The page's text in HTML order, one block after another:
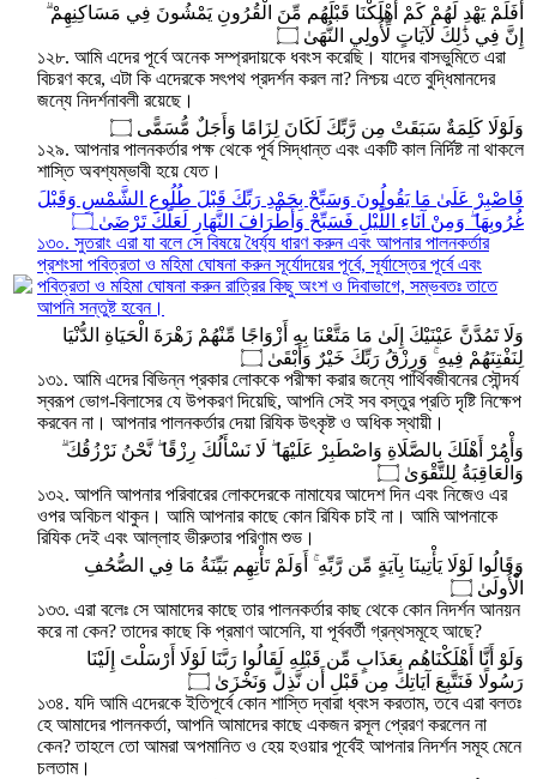
أَفَلَمْ يَهْدِ لَهُمْ كَمْ أَهْلَكْنَا قَبْلَهُم مِّنَ الْقُرُونِ يَمْشُونَ فِي مَسَاكِنِهِمْ ۗ
إِنَّ فِي ذَٰلِكَ لَآيَاتٍ لِّأُولِي النُّهَىٰ ۝
১২৮. আমি এদের পূর্বে অনেক সম্প্রদায়কে ধবংস করেছি। যাদের বাসভুমিতে এরা
বিচরণ করে, এটা কি এদেরকে সৎপথ প্রদর্শন করল না? নিশ্চয় এতে বুদ্ধিমানদের
জন্যে নিদর্শনাবলী রয়েছে।
وَلَوْلَا كَلِمَةٌ سَبَقَتْ مِن رَّبِّكَ لَكَانَ لِزَامًا وَأَجَلٌ مُّسَمًّى ۝
১২৯. আপনার পালনকর্তার পক্ষ থেকে পূর্ব সিদ্ধান্ত এবং একটি কাল নির্দিষ্ট না থাকলে
শাস্তি অবশ্যম্ভাবী হয়ে যেত।
فَاصْبِرْ عَلَىٰ مَا يَقُولُونَ وَسَبِّحْ بِحَمْدِ رَبِّكَ قَبْلَ طُلُوعِ الشَّمْسِ وَقَبْلَ
غُرُوبِهَا ۖ وَمِنْ آنَاءِ اللَّيْلِ فَسَبِّحْ وَأَطْرَافَ النَّهَارِ لَعَلَّكَ تَرْضَىٰ ۝
১৩০. সুতরাং এরা যা বলে সে বিষয়ে ধৈর্য্য ধারণ করুন এবং আপনার পালনকর্তার
প্রশংসা পবিত্রতা ও মহিমা ঘোষনা করুন সূর্যোদয়ের পূর্বে, সূর্যাস্তের পূর্বে এবং
পবিত্রতা ও মহিমা ঘোষনা করুন রাত্রির কিছু অংশ ও দিবাভাগে, সম্ভবতঃ তাতে
আপনি সন্তুষ্ট হবেন।
وَلَا تَمُدَّنَّ عَيْنَيْكَ إِلَىٰ مَا مَتَّعْنَا بِهِ أَزْوَاجًا مِّنْهُمْ زَهْرَةَ الْحَيَاةِ الدُّنْيَا
لِنَفْتِنَهُمْ فِيهِ ۚ وَرِزْقُ رَبِّكَ خَيْرٌ وَأَبْقَىٰ ۝
১৩১. আমি এদের বিভিন্ন প্রকার লোককে পরীক্ষা করার জন্যে পার্থিবজীবনের সৌন্দর্য
স্বরূপ ভোগ-বিলাসের যে উপকরণ দিয়েছি, আপনি সেই সব বস্তুর প্রতি দৃষ্টি নিক্ষেপ
করবেন না। আপনার পালনকর্তার দেয়া রিযিক উৎকৃষ্ট ও অধিক স্থায়ী।
وَأْمُرْ أَهْلَكَ بِالصَّلَاةِ وَاصْطَبِرْ عَلَيْهَا ۖ لَا نَسْأَلُكَ رِزْقًا ۖ نَّحْنُ نَرْزُقُكَ ۗ
وَالْعَاقِبَةُ لِلتَّقْوَىٰ ۝
১৩২. আপনি আপনার পরিবারের লোকদেরকে নামাযের আদেশ দিন এবং নিজেও এর
ওপর অবিচল থাকুন। আমি আপনার কাছে কোন রিযিক চাই না। আমি আপনাকে
রিযিক দেই এবং আল্লাহ ভীরুতার পরিণাম শুভ।
وَقَالُوا لَوْلَا يَأْتِينَا بِآيَةٍ مِّن رَّبِّهِ ۚ أَوَلَمْ تَأْتِهِم بَيِّنَةُ مَا فِي الصُّحُفِ
الْأُولَىٰ ۝
১৩৩. এরা বলেঃ সে আমাদের কাছে তার পালনকর্তার কাছ থেকে কোন নিদর্শন আনয়ন
করে না কেন? তাদের কাছে কি প্রমাণ আসেনি, যা পূর্ববর্তী গ্রন্থসমূহে আছে?
وَلَوْ أَنَّا أَهْلَكْنَاهُم بِعَذَابٍ مِّن قَبْلِهِ لَقَالُوا رَبَّنَا لَوْلَا أَرْسَلْتَ إِلَيْنَا
رَسُولًا فَنَتَّبِعَ آيَاتِكَ مِن قَبْلِ أَن نَّذِلَّ وَنَخْزَىٰ ۝
১৩৪. যদি আমি এদেরকে ইতিপূর্বে কোন শাস্তি দ্বারা ধ্বংস করতাম, তবে এরা বলতঃ
হে আমাদের পালনকর্তা, আপনি আমাদের কাছে একজন রসূল প্রেরণ করলেন না
কেন? তাহলে তো আমরা অপমানিত ও হেয় হওয়ার পূর্বেই আপনার নিদর্শন সমূহ মেনে
চলতাম।